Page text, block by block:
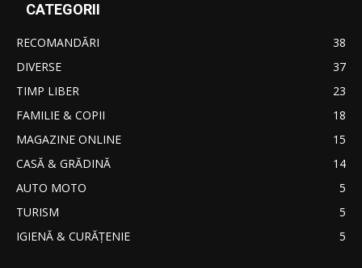
CATEGORII
RECOMANDĂRI
38
DIVERSE
37
TIMP LIBER
23
FAMILIE & COPII
18
MAGAZINE ONLINE
15
CASĂ & GRĂDINĂ
14
AUTO MOTO
5
TURISM
5
IGIENĂ & CURĂŢENIE
5